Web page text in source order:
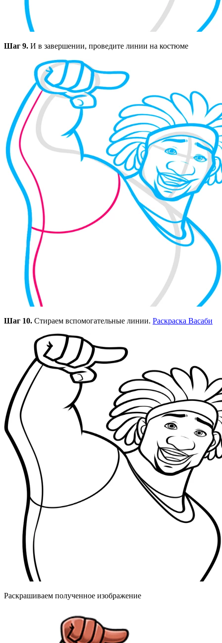
Шаг 9. И в завершении, проведите линии на костюме
Шаг 10. Стираем вспомогательные линии. Раскраска Васаби
Раскрашиваем полученное изображение